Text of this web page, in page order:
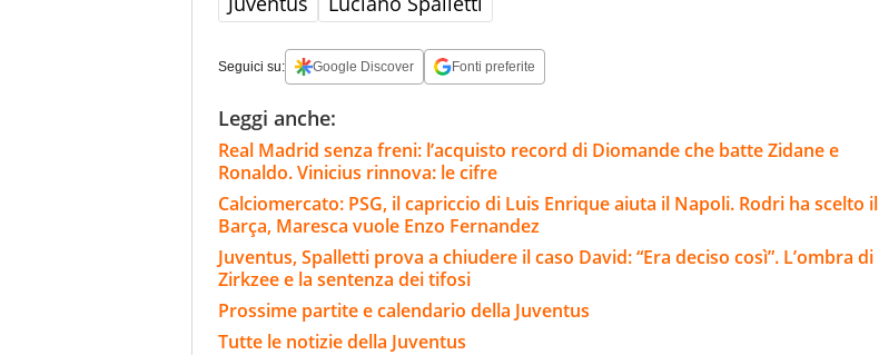
Seguici su: Google Discover Fonti preferite
Leggi anche:
Real Madrid senza freni: l’acquisto record di Diomande che batte Zidane e
Ronaldo. Vinicius rinnova: le cifre
Calciomercato: PSG, il capriccio di Luis Enrique aiuta il Napoli. Rodri ha scelto il
Barça, Maresca vuole Enzo Fernandez
Juventus, Spalletti prova a chiudere il caso David: “Era deciso così”. L’ombra di
Zirkzee e la sentenza dei tifosi
Prossime partite e calendario della Juventus
Tutte le notizie della Juventus